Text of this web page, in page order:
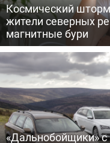
Космический
жители северных
магнитные бури
«Дальнобойщики» с